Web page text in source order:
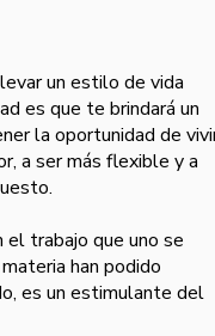
un estilo de vida
es que te brindará un
la oportunidad de
a ser más flexible y a
trabajo que uno se
han podido
es un estimulante del